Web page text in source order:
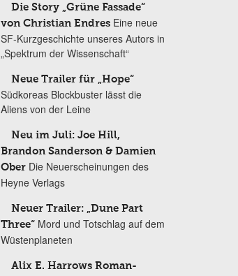
Die Story „Grüne Fassade“
von Christian Endres Eine neue
SF-Kurzgeschichte unseres Autors in
„Spektrum der Wissenschaft“
Neue Trailer für „Hope“
Südkoreas Blockbuster lässt die
Aliens von der Leine
Neu im Juli: Joe Hill,
Brandon Sanderson & Damien
Ober Die Neuerscheinungen des
Heyne Verlags
Neuer Trailer: „Dune Part
Three“ Mord und Totschlag auf dem
Wüstenplaneten
Alix E. Harrows Roman-